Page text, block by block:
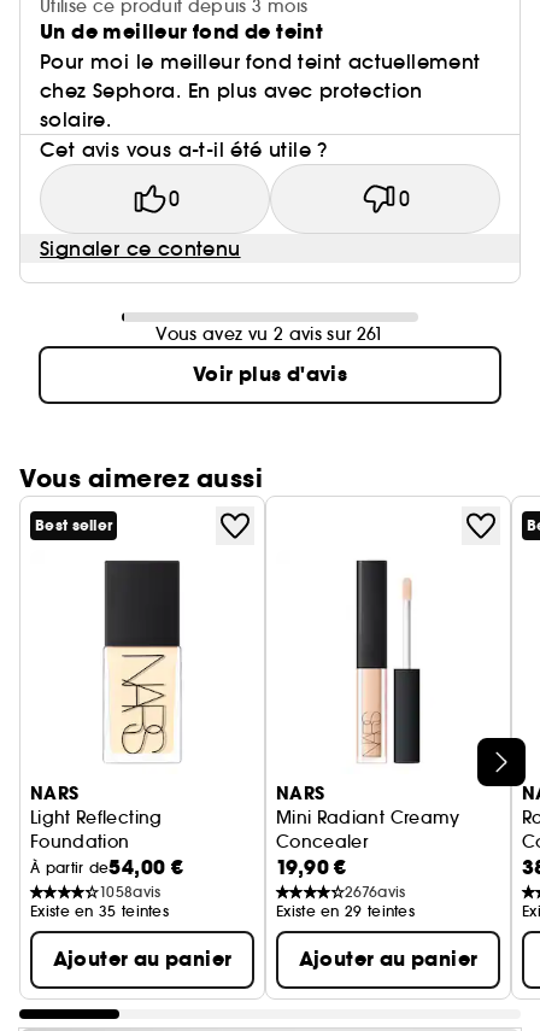
Utilise ce produit depuis 3 mois
Un de meilleur fond de teint
Pour moi le meilleur fond teint actuellement
chez Sephora. En plus avec protection
solaire.
Cet avis vous a-t-il été utile ?
0 0
Signaler ce contenu
Vous avez vu 2 avis sur 261
Voir plus d'avis
Vous aimerez aussi
Ignorer le carrousel produits
Best seller
NARS
Light Reflecting
Foundation
Fond de Teint Fluide
À partir de54,00 €
1058avis
Existe en 35 teintes
Ajouter au panier
NARS
Mini Radiant Creamy
Concealer
Anticernes Format Voyage
19,90 €
2676avis
Existe en 29 teintes
Ajouter au panier